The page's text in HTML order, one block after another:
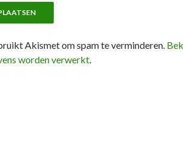
Akismet om spam te verminderen.
worden verwerkt.